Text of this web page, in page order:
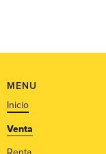
MENU
Inicio
Venta